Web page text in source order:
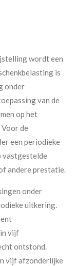
wordt een
is
onder
van de
op het
de
een periodieke
vastgestelde
andere prestatie.
onder
uitkering.
vijf
ontstond.
vijf afzonderlijke